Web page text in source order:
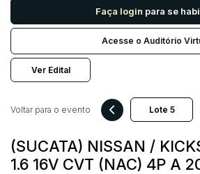
Faça login para se
Acesse o Auditório
Ver Edital
(SUCATA) NISSAN /
1.6 16V CVT (NAC) 4P A
Voltar para o evento